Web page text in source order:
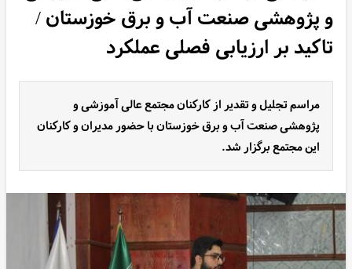
و پژوهشی صنعت آب و برق خوزستان /
تاکید بر ارزیابی فصلی عملکرد
مراسم تجلیل و تقدیر از کارکنان مجتمع عالی آموزشی و
پژوهشی صنعت آب و برق خوزستان با حضور مدیران و کارکنان
این مجتمع برگزار شد.